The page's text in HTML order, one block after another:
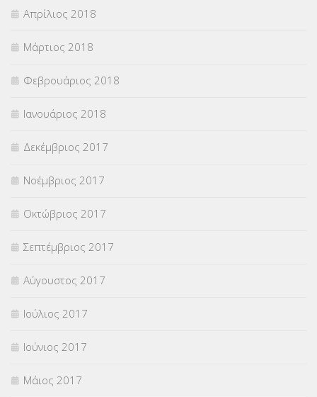
Απρίλιος 2018
Μάρτιος 2018
Φεβρουάριος 2018
Ιανουάριος 2018
Δεκέμβριος 2017
Νοέμβριος 2017
Οκτώβριος 2017
Σεπτέμβριος 2017
Αύγουστος 2017
Ιούλιος 2017
Ιούνιος 2017
Μάιος 2017